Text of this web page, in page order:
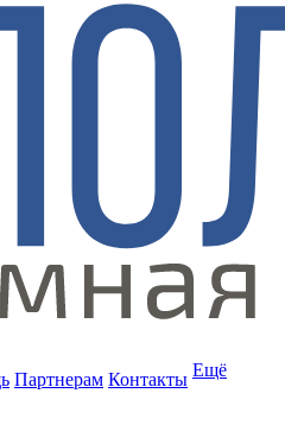
Партнерам Контакты Ещё